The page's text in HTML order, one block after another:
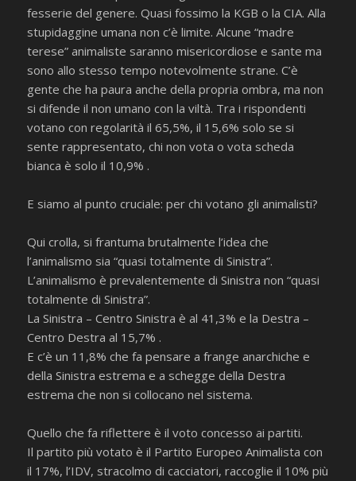
fesserie del genere. Quasi fossimo la KGB o la CIA. Alla
stupidaggine umana non c’è limite. Alcune “madre
terese” animaliste saranno misericordiose e sante ma
sono allo stesso tempo notevolmente strane. C’è
gente che ha paura anche della propria ombra, ma non
si difende il non umano con la viltà. Tra i rispondenti
votano con regolarità il 65,5%, il 15,6% solo se si
sente rappresentato, chi non vota o vota scheda
bianca è solo il 10,9% .
E siamo al punto cruciale: per chi votano gli animalisti?
Qui crolla, si frantuma brutalmente l’idea che
l’animalismo sia “quasi totalmente di Sinistra”.
L’animalismo è prevalentemente di Sinistra non “quasi
totalmente di Sinistra”.
La Sinistra – Centro Sinistra è al 41,3% e la Destra –
Centro Destra al 15,7% .
E c’è un 11,8% che fa pensare a frange anarchiche e
della Sinistra estrema e a schegge della Destra
estrema che non si collocano nel sistema.
Quello che fa riflettere è il voto concesso ai partiti.
Il partito più votato è il Partito Europeo Animalista con
il 17%, l’IDV, stracolmo di cacciatori, raccoglie il 10% più